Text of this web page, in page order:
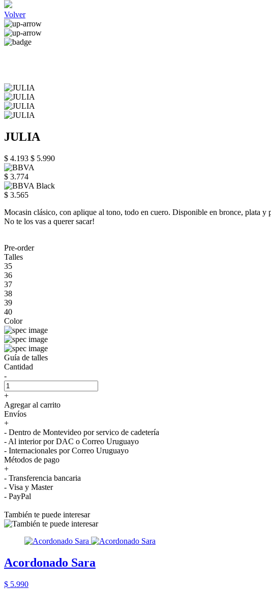
Volver
JULIA
$ 4.193 $ 5.990
$ 3.774
$ 3.565
Mocasin clásico, con aplique al tono, todo en cuero. Disponible en bronce, plata y
No te los vas a querer sacar!
Pre-order
Talles
35
36
37
38
39
40
Color
Guía de talles
Cantidad
-
+
Agregar al carrito
Envíos
+
- Dentro de Montevideo por servico de cadetería
- Al interior por DAC o Correo Uruguayo
- Internacionales por Correo Uruguayo
Métodos de pago
+
- Transferencia bancaria
- Visa y Master
- PayPal
También te puede interesar
Acordonado Sara
$ 5.990